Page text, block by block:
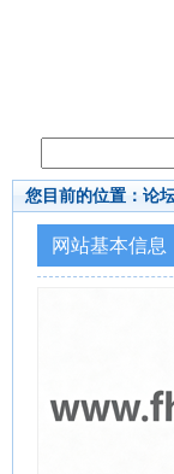
您目前的位置： 论
网站基本信息